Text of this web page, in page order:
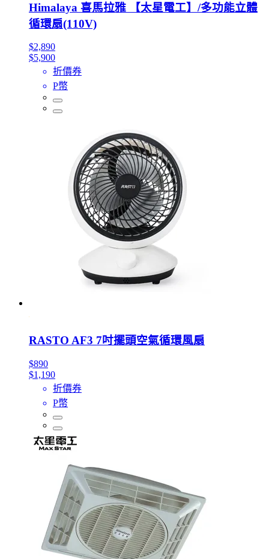
Himalaya 喜馬拉雅 【太星電工】/多功能立體
循環扇(110V)
$2,890
$5,900
折價券
P幣
RASTO AF3 7吋擺頭空氣循環風扇
$890
$1,190
折價券
P幣